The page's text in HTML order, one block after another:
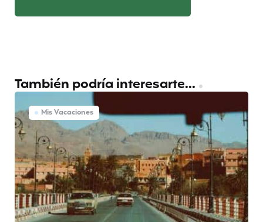
También podría interesarte...
Mis Vacaciones